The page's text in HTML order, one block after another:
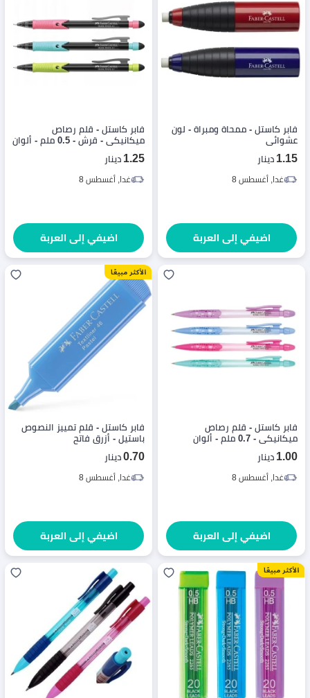
فابر كاستل - ممحاة ومبراة - لون
عشوائي
1.15 دينار
غدا, أغسطس 8
اضيفي إلى العربة
فابر كاستل - قلم رصاص
ميكانيكي - قرش - 0.5 ملم - ألوان
متنوعة - 1 قطعة
1.25 دينار
غدا, أغسطس 8
اضيفي إلى العربة
فابر كاستل - قلم رصاص
ميكانيكي - 0.7 ملم - ألوان
متنوعة - 1 قطعة
1.00 دينار
غدا, أغسطس 8
اضيفي إلى العربة
فابر كاستل - قلم تمييز النصوص
باستيل - أزرق فاتح
0.70 دينار
غدا, أغسطس 8
اضيفي إلى العربة